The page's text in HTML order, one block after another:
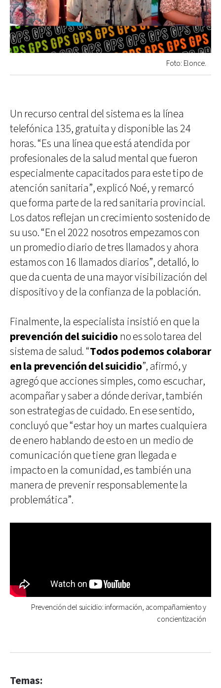
Foto: Elonce.
Un recurso central del sistema es la línea
telefónica 135, gratuita y disponible las 24
horas. “Es una línea que está atendida por
profesionales de la salud mental que fueron
especialmente capacitados para este tipo de
atención sanitaria”, explicó Noé, y remarcó
que forma parte de la red sanitaria provincial.
Los datos reflejan un crecimiento sostenido de
su uso. “En el 2022 nosotros empezamos con
un promedio diario de tres llamados y ahora
estamos con 16 llamados diarios”, detalló, lo
que da cuenta de una mayor visibilización del
dispositivo y de la confianza de la población.
Finalmente, la especialista insistió en que la
prevención del suicidiono es solo tarea del
sistema de salud. “Todos podemos colaborar
en la prevención del suicidio”, afirmó, y
agregó que acciones simples, como escuchar,
acompañar y saber a dónde derivar, también
son estrategias de cuidado. En ese sentido,
concluyó que “estar hoy un martes cualquiera
de enero hablando de esto en un medio de
comunicación que tiene gran llegada e
impacto en la comunidad, es también una
manera de prevenir responsablemente la
problemática”.
Prevención del suicidio: información, acompañamiento y
concientización
Temas: